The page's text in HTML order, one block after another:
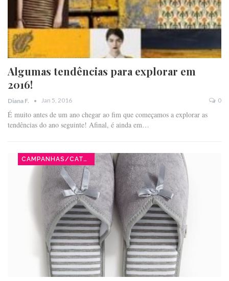
Algumas tendências para explorar em
2016!
Diana F. Jan 5, 2016 0
É muito antes de um ano chegar ao fim que começamos a explorar as
tendências do ano seguinte! Afinal, é ainda em…
CAMPANHAS/CATÁLOGOS